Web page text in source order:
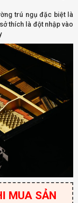
trú ngụ đặc biệt là
thích là đột nhập vào
MUA SẢN